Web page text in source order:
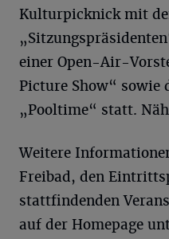
Kulturpicknick mit
einer Open-Air-
Picture Show“ sowie
„Pooltime“ statt.
Weitere
Freibad, den
stattfindenden
auf der Homepage